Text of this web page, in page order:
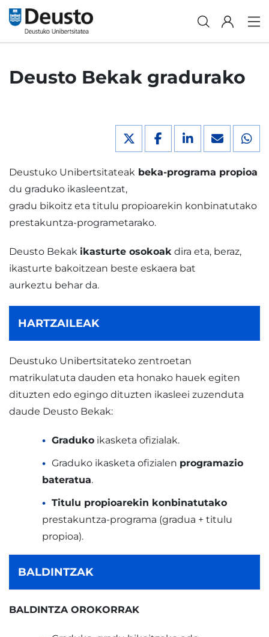
Deusto Bekak gradurako
Deustuko Unibertsitateak beka-programa propioa
du graduko ikasleentzat,
gradu bikoitz eta titulu propioarekin konbinatutako
prestakuntza-programetarako.
Deusto Bekak ikasturte osokoak dira eta, beraz,
ikasturte bakoitzean beste eskaera bat
aurkeztu behar da.
HARTZAILEAK
Deustuko Unibertsitateko zentroetan
matrikulatuta dauden eta honako hauek egiten
dituzten edo egingo dituzten ikasleei zuzenduta
daude Deusto Bekak:
Graduko ikasketa ofizialak.
Graduko ikasketa ofizialen programazio
bateratua.
Titulu propioarekin konbinatutako
prestakuntza-programa (gradua + titulu
propioa).
BALDINTZAK
BALDINTZA OROKORRAK